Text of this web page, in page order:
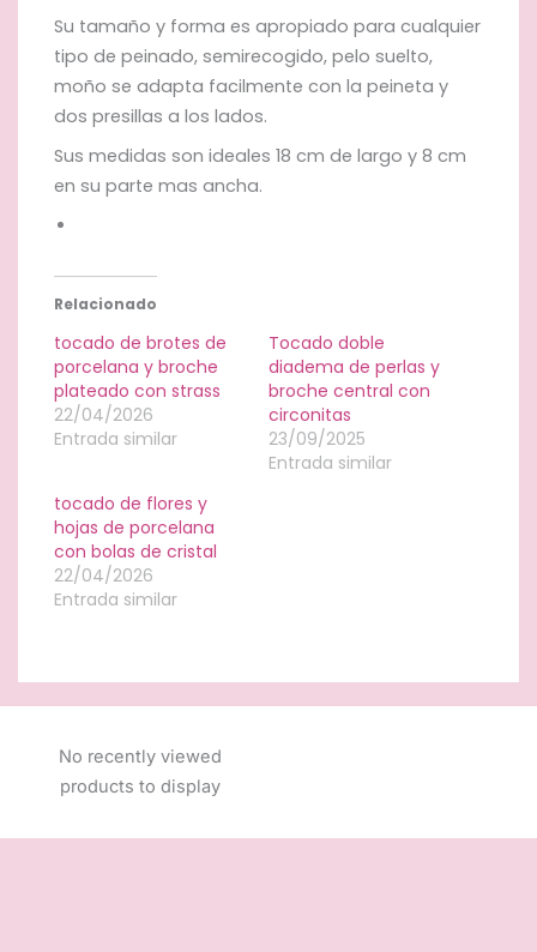
Su tamaño y forma es apropiado para cualquier
tipo de peinado, semirecogido, pelo suelto,
moño se adapta facilmente con la peineta y
dos presillas a los lados.
Sus medidas son ideales 18 cm de largo y 8 cm
en su parte mas ancha.
Relacionado
tocado de brotes de
porcelana y broche
plateado con strass
22/04/2026
Entrada similar
Tocado doble
diadema de perlas y
broche central con
circonitas
23/09/2025
Entrada similar
tocado de flores y
hojas de porcelana
con bolas de cristal
22/04/2026
Entrada similar
No recently viewed
products to display